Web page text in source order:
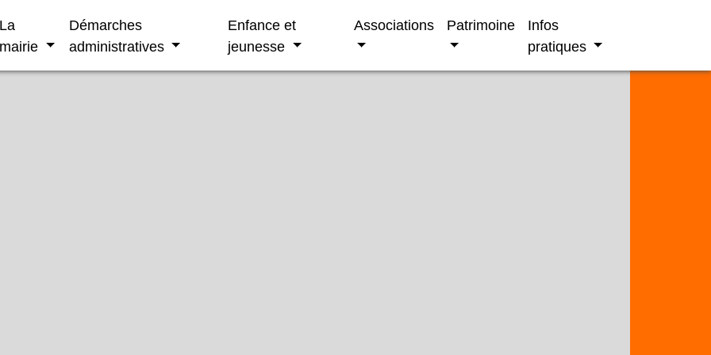
La
mairie
Démarches
administratives
Enfance et
jeunesse
Associations Patrimoine
Infos
pratiques